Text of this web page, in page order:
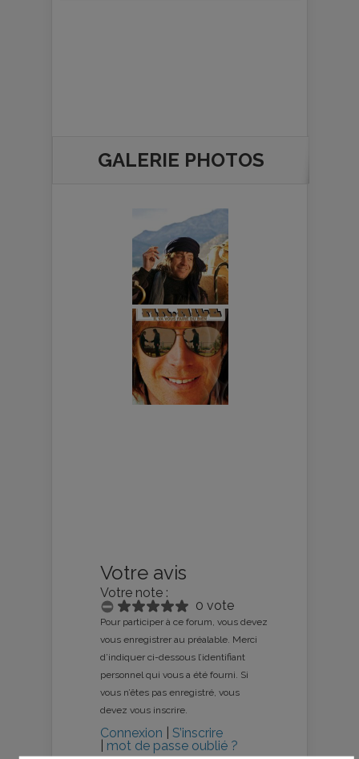
GALERIE PHOTOS
Votre avis
Votre note :
0 vote
Pour participer à ce forum, vous devez
vous enregistrer au préalable. Merci
d’indiquer ci-dessous l’identifiant
personnel qui vous a été fourni. Si
vous n’êtes pas enregistré, vous
devez vous inscrire.
Connexion
S’inscrire
mot de passe oublié ?